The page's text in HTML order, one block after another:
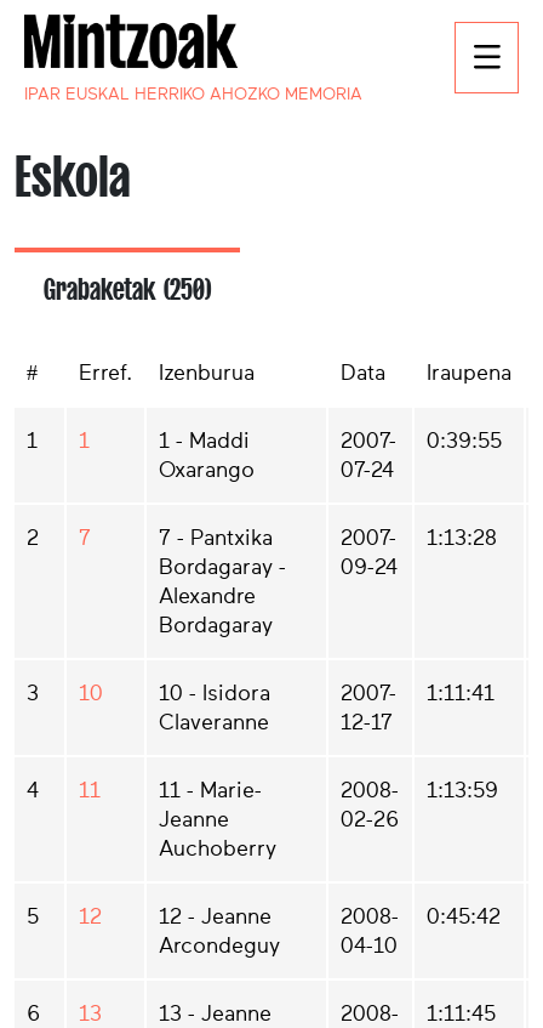
IPAR EUSKAL HERRIKO AHOZKO MEMORIA
Eskola
Grabaketak (250)
# Erref. Izenburua Data Iraupena
1 1
1 - Maddi
Oxarango
2007-
07-24
0:39:55
2 7
7 - Pantxika
Bordagaray -
Alexandre
Bordagaray
2007-
09-24
1:13:28
3 10
10 - Isidora
Claveranne
2007-
12-17
1:11:41
4 11
11 - Marie-
Jeanne
Auchoberry
2008-
02-26
1:13:59
5 12
12 - Jeanne
Arcondeguy
2008-
04-10
0:45:42
6 13
13 - Jeanne
2008-
1:11:45